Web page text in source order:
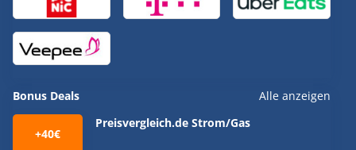
Bonus Deals Alle anzeigen
+40€
Preisvergleich.de Strom/Gas